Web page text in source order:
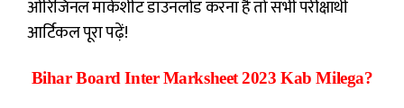
ओरिजिनल मार्कशीट डाउनलोड करना है तो सभी परीक्षार्थी
आर्टिकल पूरा पढ़ें!
Bihar Board Inter Marksheet 2023 Kab Milega?